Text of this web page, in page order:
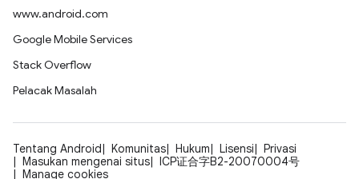
www.android.com
Google Mobile Services
Stack Overflow
Pelacak Masalah
Tentang Android Komunitas Hukum Lisensi
Privasi
Masukan mengenai situs
ICP证合字B2-20070004号
Manage cookies